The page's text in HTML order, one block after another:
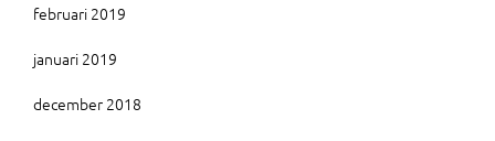
februari 2019
januari 2019
december 2018